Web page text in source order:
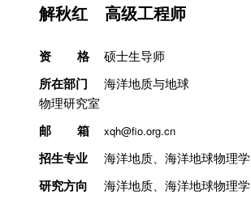
研究室简介
解秋红 高级工程师
资 格 硕士生导师
所在部门
海洋地质与地球
物理研究室
邮 箱 xqh@fio.org.cn
招生专业 海洋地质、海洋地球物理学
研究方向 海洋地质、海洋地球物理学